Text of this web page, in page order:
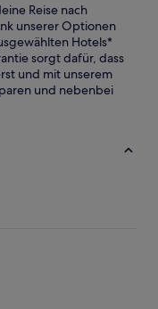
Reise nach
unserer Optionen
Hotels*
sorgt dafür, dass
und mit unserem
und nebenbei